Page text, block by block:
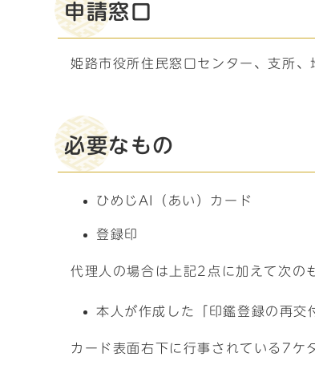
申請窓口
姫路市役所住民窓口センター、支所
必要なもの
ひめじAI（あい）カード
登録印
代理人の場合は上記2点に加えて次の
本人が作成した「印鑑登録の再交
カード表面右下に行事されている7ケ